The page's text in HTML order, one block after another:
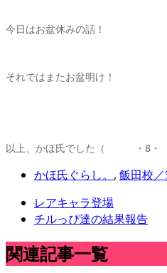
今日はお盆休みの話！
それではまたお盆明け！
以上、かほ氏でした（ ・8
かほ氏ぐらし。 , 飯田校
レアキャラ登場
チルっぴ達の結果報告
関連記事一覧